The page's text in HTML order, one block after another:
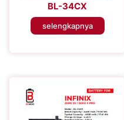
BL-34CX
selengkapnya